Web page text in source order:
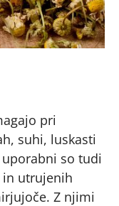
pri
suhi, luskasti
so tudi
in utrujenih
Z njimi